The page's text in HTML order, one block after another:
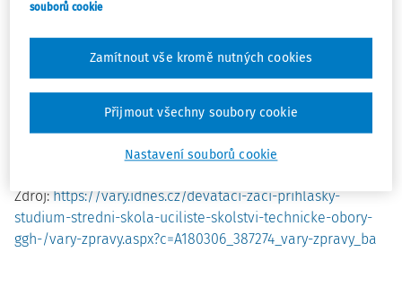
Více o letošním přijímacím řízení si můžete přečístv tomto
Zdroj: https://vary.idnes.cz/devataci-zaci-prihlasky-
studium-stredni-skola-uciliste-skolstvi-technicke-obory-
ggh-/vary-zpravy.aspx?c=A180306_387274_vary-zpravy_ba
souborů cookie
Nastavení souborů cookie
Zamítnout vše kromě nutných cookies
Přijmout všechny soubory cookie